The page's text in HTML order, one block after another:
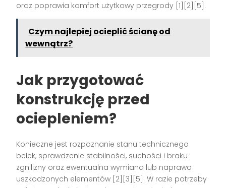
oraz poprawia komfort użytkowy przegrody [1][2][5].
Czym najlepiej ocieplić ścianę od
wewnątrz?
Jak przygotować
konstrukcję przed
ociepleniem?
Konieczne jest rozpoznanie stanu technicznego
belek, sprawdzenie stabilności, suchości i braku
zgnilizny oraz ewentualna wymiana lub naprawa
uszkodzonych elementów [2][3][5]. W razie potrzeby